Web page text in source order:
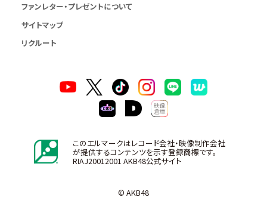
ファンレター・プレゼントについて
サイトマップ
リクルート
このエルマークはレコード会社・映像制作会社
が提供するコンテンツを示す登録商標です。
RIAJ20012001 AKB48公式サイト
© AKB48